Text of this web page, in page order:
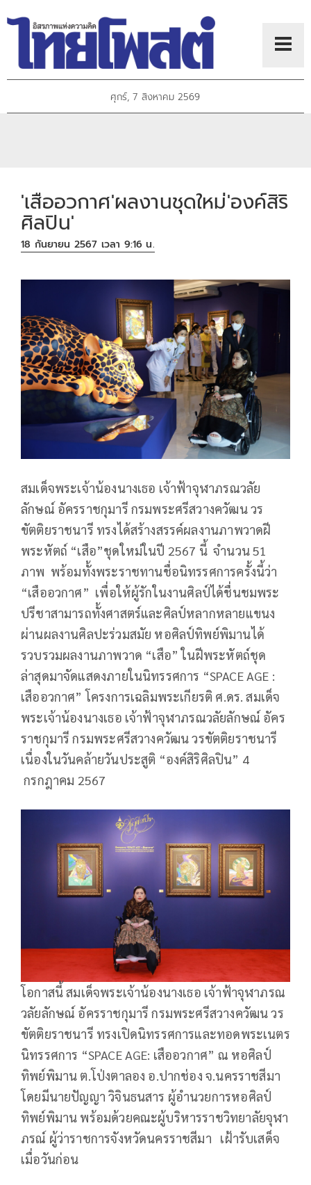
ศุกร์, 7 สิงหาคม 2569
'เสืออวกาศ'ผลงานชุดใหม่'องค์สิริ
ศิลปิน'
18 กันยายน 2567 เวลา 9:16 น.
สมเด็จพระเจ้าน้องนางเธอ เจ้าฟ้าจุฬาภรณวลัย
ลักษณ์ อัครราชกุมารี กรมพระศรีสวางควัฒน วร
ขัตติยราชนารี ทรงได้สร้างสรรค์ผลงานภาพวาดฝี
พระหัตถ์ “เสือ”ชุดใหม่ในปี 2567 นี้ จำนวน 51
ภาพ พร้อมทั้งพระราชทานชื่อนิทรรศการครั้งนี้ว่า
“เสืออวกาศ” เพื่อให้ผู้รักในงานศิลป์ได้ชื่นชมพระ
ปรีชาสามารถทั้งศาสตร์และศิลป์หลากหลายแขนง
ผ่านผลงานศิลปะร่วมสมัย หอศิลป์ทิพย์พิมานได้
รวบรวมผลงานภาพวาด “เสือ” ในฝีพระหัตถ์ชุด
ล่าสุดมาจัดแสดงภายในนิทรรศการ “SPACE AGE :
เสืออวกาศ” โครงการเฉลิมพระเกียรติ ศ.ดร. สมเด็จ
พระเจ้าน้องนางเธอ เจ้าฟ้าจุฬาภรณวลัยลักษณ์ อัคร
ราชกุมารี กรมพระศรีสวางควัฒน วรขัตติยราชนารี
เนื่องในวันคล้ายวันประสูติ “องค์สิริศิลปิน” 4
กรกฎาคม 2567
โอกาสนี้ สมเด็จพระเจ้าน้องนางเธอ เจ้าฟ้าจุฬาภรณ
วลัยลักษณ์ อัครราชกุมารี กรมพระศรีสวางควัฒน วร
ขัตติยราชนารี ทรงเปิดนิทรรศการและทอดพระเนตร
นิทรรศการ “SPACE AGE: เสืออวกาศ” ณ หอศิลป์
ทิพย์พิมาน ต.โป่งตาลอง อ.ปากช่อง จ.นครราชสีมา
โดยมีนายปัญญา วิจินธนสาร ผู้อำนวยการหอศิลป์
ทิพย์พิมาน พร้อมด้วยคณะผู้บริหารราชวิทยาลัยจุฬา
ภรณ์ ผู้ว่าราชการจังหวัดนครราชสีมา เฝ้ารับเสด็จ
เมื่อวันก่อน